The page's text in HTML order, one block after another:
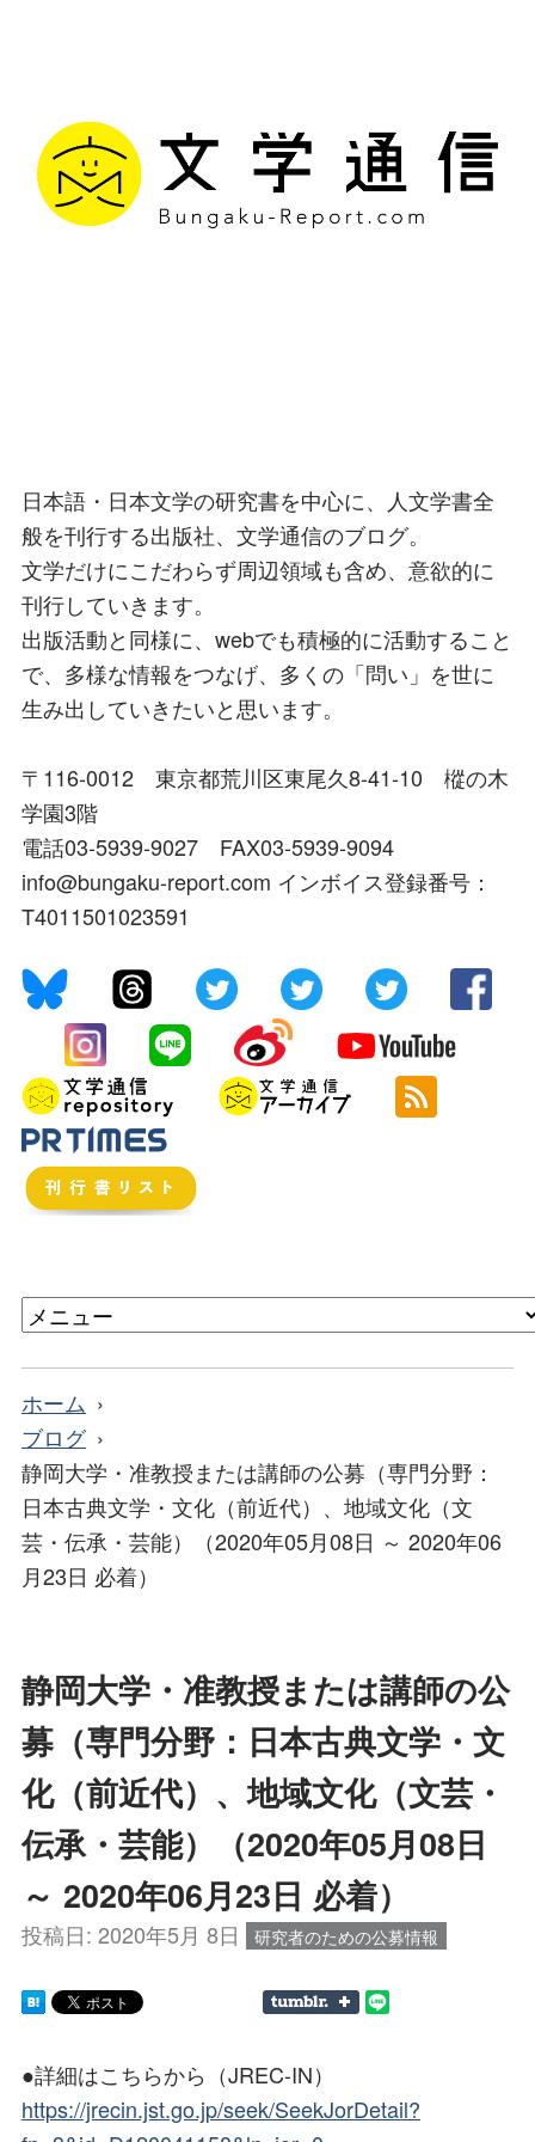
日本語・日本文学の研究書を中心に、人文学書全
般を刊行する出版社、文学通信のブログ。
文学だけにこだわらず周辺領域も含め、意欲的に
刊行していきます。
出版活動と同様に、webでも積極的に活動すること
で、多様な情報をつなげ、多くの「問い」を世に
生み出していきたいと思います。
〒116-0012 東京都荒川区東尾久8-41-10 樅の木
学園3階
電話03-5939-9027 FAX03-5939-9094
info@bungaku-report.com インボイス登録番号：
T4011501023591
ホーム
ブログ
静岡大学・准教授または講師の公募（専門分野：
日本古典文学・文化（前近代）、地域文化（文
芸・伝承・芸能）（2020年05月08日 ～ 2020年06
月23日 必着）
静岡大学・准教授または講師の公
募（専門分野：日本古典文学・文
化（前近代）、地域文化（文芸・
伝承・芸能）（2020年05月08日
～ 2020年06月23日 必着）
投稿日: 2020年5月 8日 研究者のための公募情報
●詳細はこちらから（JREC-IN）
https://jrecin.jst.go.jp/seek/SeekJorDetail?